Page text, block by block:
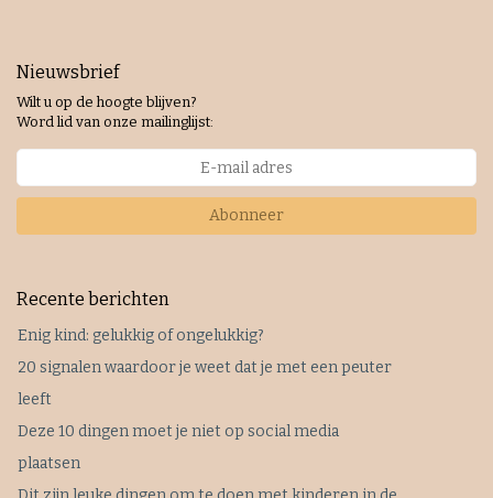
Nieuwsbrief
Wilt u op de hoogte blijven?
Word lid van onze mailinglijst:
Abonneer
Recente berichten
Enig kind: gelukkig of ongelukkig?
20 signalen waardoor je weet dat je met een peuter
leeft
Deze 10 dingen moet je niet op social media
plaatsen